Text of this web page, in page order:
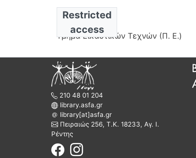
Restricted
access
Collection
Τμήμα Εικαστικών Τεχνών (Π. Ε.)
210 48 01 204
library.asfa.gr
library[at]asfa.gr
Πειραιώς 256, Τ.Κ. 18233, Αγ. Ι.
Ρέντης